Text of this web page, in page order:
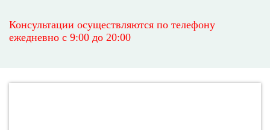
Консультации осуществляются по телефону
ежедневно с 9:00 до 20:00